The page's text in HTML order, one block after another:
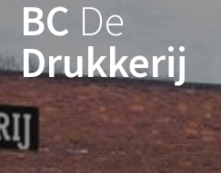
BC De
Drukkerij